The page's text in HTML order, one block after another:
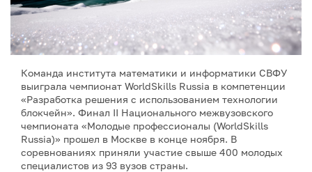
Команда института математики и информатики СВФУ
выиграла чемпионат WorldSkills Russia в компетенции
«Разработка решения с использованием технологии
блокчейн». Финал II Национального межвузовского
чемпионата «Молодые профессионалы (WorldSkills
Russia)» прошел в Москве в конце ноября. В
соревнованиях приняли участие свыше 400 молодых
специалистов из 93 вузов страны.